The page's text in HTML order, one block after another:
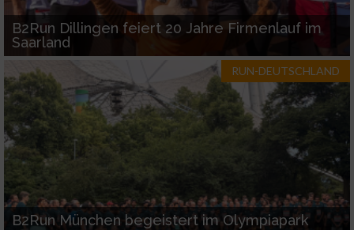
B2Run Dillingen feiert 20 Jahre Firmenlauf im
Saarland
RUN-DEUTSCHLAND
B2Run München begeistert im Olympiapark